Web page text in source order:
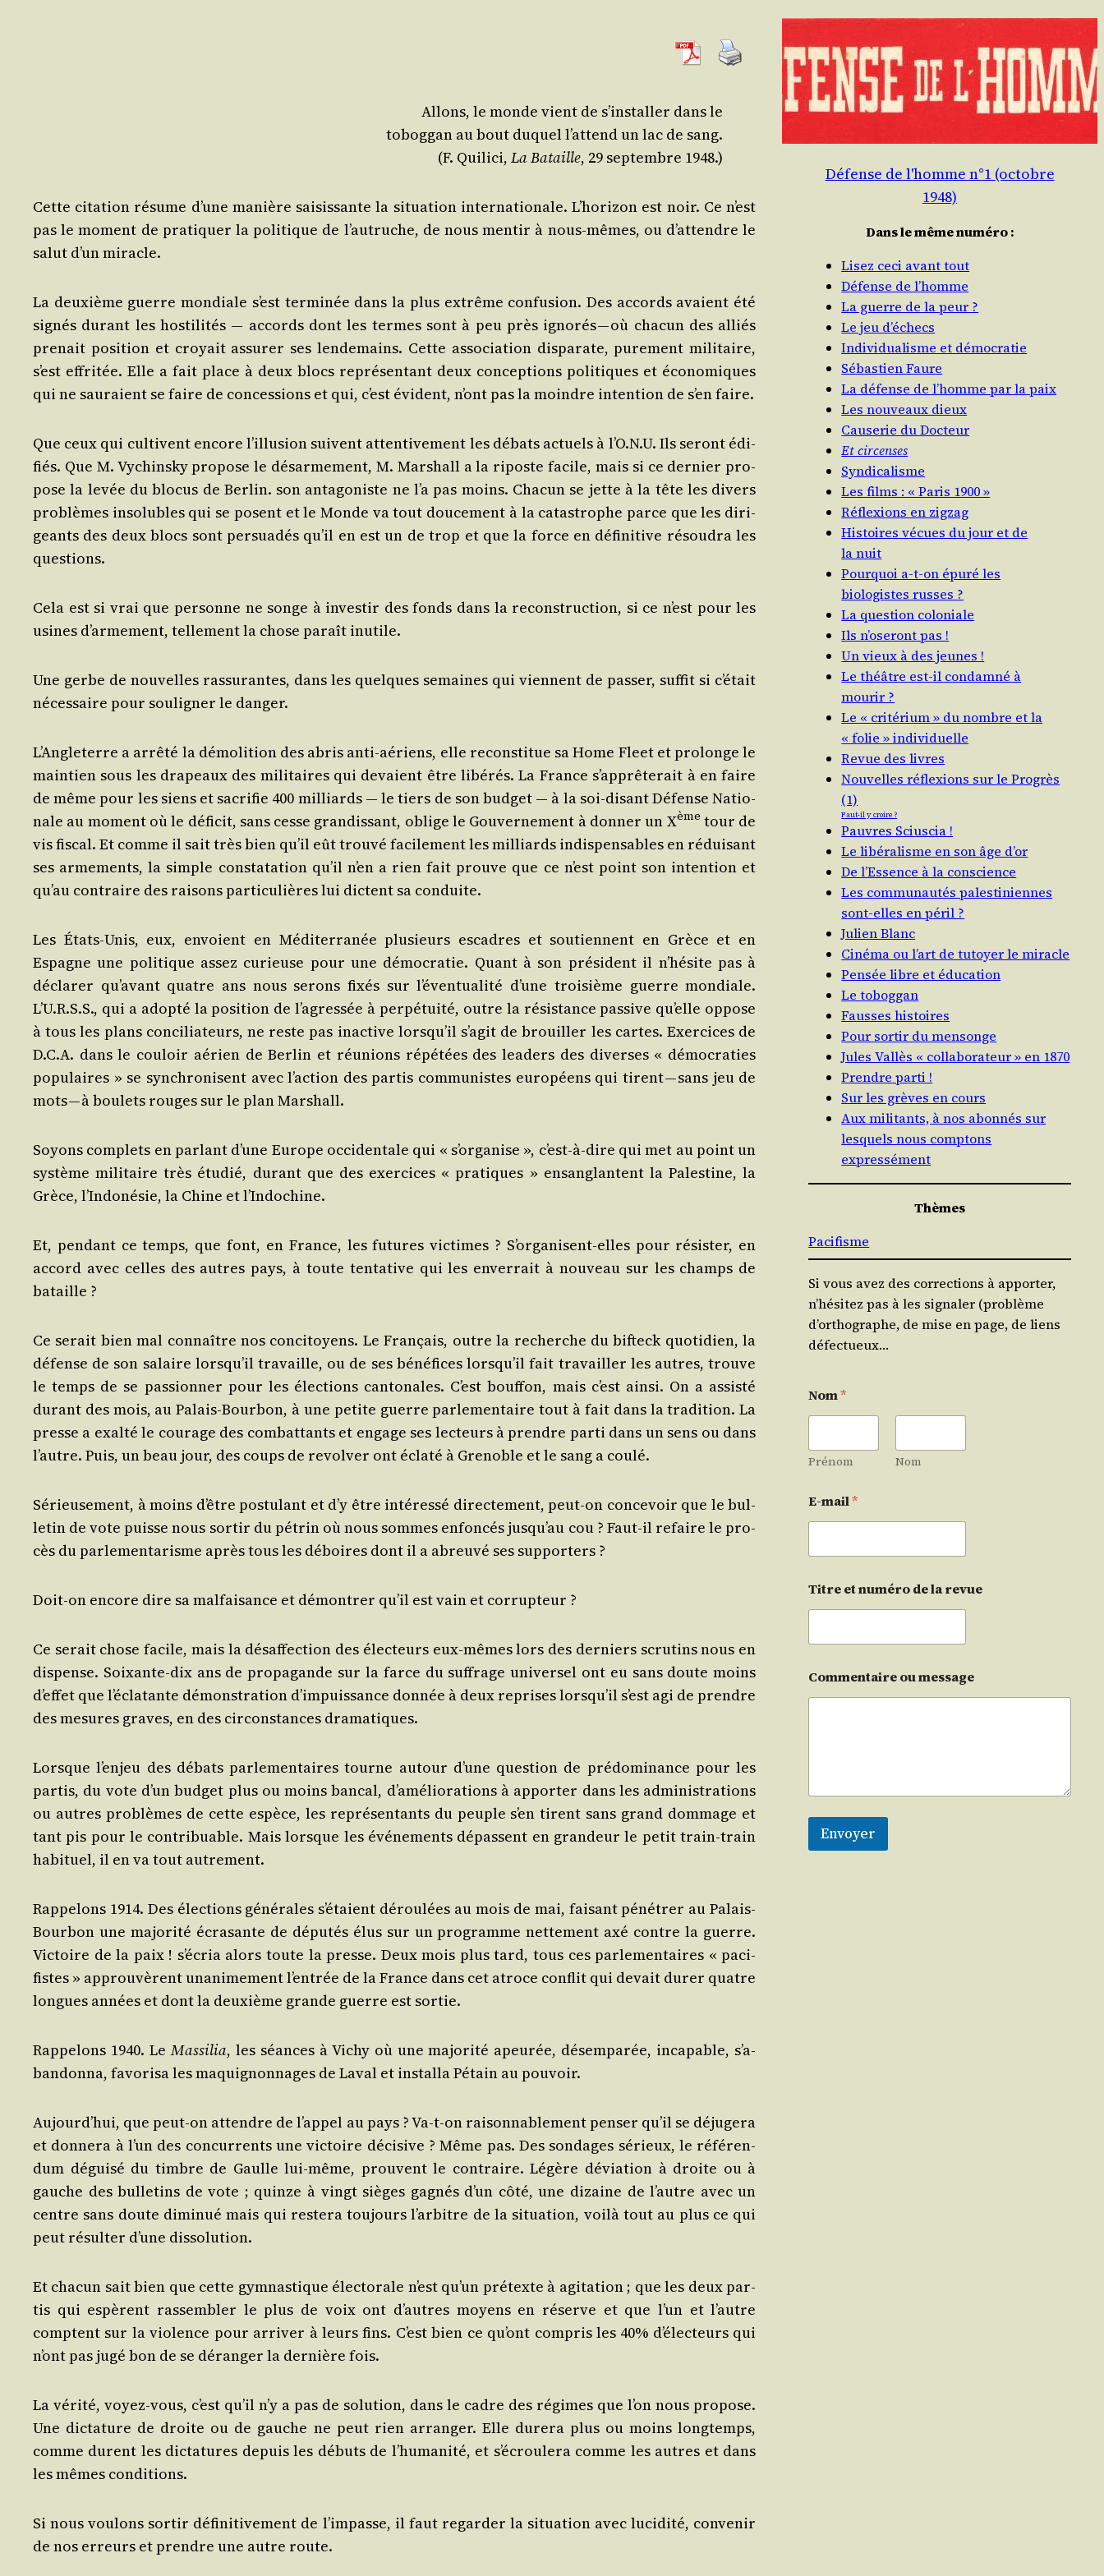
Allons, le monde vient de s’ins­tal­ler dans le
tobog­gan au bout duquel l’at­tend un lac de sang.
(F. Qui­li­ci,La Bataille, 29 sep­tembre 1948.)
Cette cita­tion résume d’une manière sai­sis­sante la situa­tion inter­na­tio­nale. L’ho­ri­zon est noir. Ce n’est
pas le moment de pra­ti­quer la poli­tique de l’au­truche, de nous men­tir à nous-mêmes, ou d’at­tendre le
salut d’un miracle.
La deuxième guerre mon­diale s’est ter­mi­née dans la plus extrême confu­sion. Des accords avaient été
signés durant les hos­ti­li­tés ― accords dont les termes sont à peu près igno­rés — où cha­cun des alliés
pre­nait posi­tion et croyait assu­rer ses len­de­mains. Cette asso­cia­tion dis­pa­rate, pure­ment mili­taire,
s’est effri­tée. Elle a fait place à deux blocs repré­sen­tant deux concep­tions poli­tiques et éco­no­miques
qui ne sau­raient se faire de conces­sions et qui, c’est évident, n’ont pas la moindre inten­tion de s’en faire.
Que ceux qui cultivent encore l’illu­sion suivent atten­ti­ve­ment les débats actuels à l’O.N.U. Ils seront édi­
fiés. Que M. Vychins­ky pro­pose le désar­me­ment, M. Mar­shall a la riposte facile, mais si ce der­nier pro­
pose la levée du blo­cus de Ber­lin. son anta­go­niste ne l’a pas moins. Cha­cun se jette à la tête les divers
pro­blèmes inso­lubles qui se posent et le Monde va tout dou­ce­ment à la catas­trophe parce que les diri­
geants des deux blocs sont per­sua­dés qu’il en est un de trop et que la force en défi­ni­tive résou­dra les
questions.
Cela est si vrai que per­sonne ne songe à inves­tir des fonds dans la recons­truc­tion, si ce n’est pour les
usines d’ar­me­ment, tel­le­ment la chose paraît inutile.
Une gerbe de nou­velles ras­su­rantes, dans les quelques semaines qui viennent de pas­ser, suf­fit si c’é­tait
néces­saire pour sou­li­gner le danger.
L’An­gle­terre a arrê­té la démo­li­tion des abris anti-aériens, elle recons­ti­tue sa Home Fleet et pro­longe le
main­tien sous les dra­peaux des mili­taires qui devaient être libé­rés. La France s’ap­prê­te­rait à en faire
de même pour les siens et sacri­fie 400 mil­liards ― le tiers de son bud­get ― à la soi-disant Défense Natio­
nale au moment où le défi­cit, sans cesse gran­dis­sant, oblige le Gou­ver­ne­ment à don­ner un Xème tour de
vis fis­cal. Et comme il sait très bien qu’il eût trou­vé faci­le­ment les mil­liards indis­pen­sables en rédui­sant
ses arme­ments, la simple consta­ta­tion qu’il n’en a rien fait prouve que ce n’est point son inten­tion et
qu’au contraire des rai­sons par­ti­cu­lières lui dictent sa conduite.
Les États-Unis, eux, envoient en Médi­ter­ra­née plu­sieurs escadres et sou­tiennent en Grèce et en
Espagne une poli­tique assez curieuse pour une démo­cra­tie. Quant à son pré­sident il n’hé­site pas à
décla­rer qu’a­vant quatre ans nous serons fixés sur l’é­ven­tua­li­té d’une troi­sième guerre mon­diale.
L’U.R.S.S., qui a adop­té la posi­tion de l’a­gres­sée à per­pé­tui­té, outre la résis­tance pas­sive qu’elle oppose
à tous les plans conci­lia­teurs, ne reste pas inac­tive lors­qu’il s’a­git de brouiller les cartes. Exer­cices de
D.C.A. dans le cou­loir aérien de Ber­lin et réunions répé­tées des lea­ders des diverses « démo­cra­ties
popu­laires » se syn­chro­nisent avec l’ac­tion des par­tis com­mu­nistes euro­péens qui tirent — sans jeu de
mots — à bou­lets rouges sur le plan Marshall.
Soyons com­plets en par­lant d’une Europe occi­den­tale qui « s’or­ga­nise », c’est-à-dire qui met au point un
sys­tème mili­taire très étu­dié, durant que des exer­cices « pra­tiques » ensan­glantent la Pales­tine, la
Grèce, l’In­do­né­sie, la Chine et l’Indochine.
Et, pen­dant ce temps, que font, en France, les futures vic­times ? S’or­ga­nisent-elles pour résis­ter, en
accord avec celles des autres pays, à toute ten­ta­tive qui les enver­rait à nou­veau sur les champs de
bataille ?
Ce serait bien mal connaître nos conci­toyens. Le Fran­çais, outre la recherche du bif­teck quo­ti­dien, la
défense de son salaire lors­qu’il tra­vaille, ou de ses béné­fices lors­qu’il fait tra­vailler les autres, trouve
le temps de se pas­sion­ner pour les élec­tions can­to­nales. C’est bouf­fon, mais c’est ain­si. On a assis­té
durant des mois, au Palais-Bour­bon, à une petite guerre par­le­men­taire tout à fait dans la tra­di­tion. La
presse a exal­té le cou­rage des com­bat­tants et engage ses lec­teurs à prendre par­ti dans un sens ou dans
l’autre. Puis, un beau jour, des coups de revol­ver ont écla­té à Gre­noble et le sang a coulé.
Sérieu­se­ment, à moins d’être pos­tu­lant et d’y être inté­res­sé direc­te­ment, peut-on conce­voir que le bul­
le­tin de vote puisse nous sor­tir du pétrin où nous sommes enfon­cés jus­qu’au cou ? Faut-il refaire le pro­
cès du par­le­men­ta­risme après tous les déboires dont il a abreu­vé ses supporters ?
Doit-on encore dire sa mal­fai­sance et démon­trer qu’il est vain et corrupteur ?
Ce serait chose facile, mais la désaf­fec­tion des élec­teurs eux-mêmes lors des der­niers scru­tins nous en
dis­pense. Soixante-dix ans de pro­pa­gande sur la farce du suf­frage uni­ver­sel ont eu sans doute moins
d’ef­fet que l’é­cla­tante démons­tra­tion d’im­puis­sance don­née à deux reprises lors­qu’il s’est agi de prendre
des mesures graves, en des cir­cons­tances dramatiques.
Lorsque l’en­jeu des débats par­le­men­taires tourne autour d’une ques­tion de pré­do­mi­nance pour les
par­tis, du vote d’un bud­get plus ou moins ban­cal, d’a­mé­lio­ra­tions à appor­ter dans les admi­nis­tra­tions
ou autres pro­blèmes de cette espèce, les repré­sen­tants du peuple s’en tirent sans grand dom­mage et
tant pis pour le contri­buable. Mais lorsque les évé­ne­ments dépassent en gran­deur le petit train-train
habi­tuel, il en va tout autrement.
Rap­pe­lons 1914. Des élec­tions géné­rales s’é­taient dérou­lées au mois de mai, fai­sant péné­trer au Palais-
Bour­bon une majo­ri­té écra­sante de dépu­tés élus sur un pro­gramme net­te­ment axé contre la guerre.
Vic­toire de la paix ! s’é­cria alors toute la presse. Deux mois plus tard, tous ces par­le­men­taires « paci­
fistes » approu­vèrent una­ni­me­ment l’en­trée de la France dans cet atroce conflit qui devait durer quatre
longues années et dont la deuxième grande guerre est sortie.
Rap­pe­lons 1940. LeMas­si­lia, les séances à Vichy où une majo­ri­té apeu­rée, désem­pa­rée, inca­pable, s’a­
ban­don­na, favo­ri­sa les maqui­gnon­nages de Laval et ins­tal­la Pétain au pouvoir.
Aujourd’­hui, que peut-on attendre de l’ap­pel au pays ? Va-t-on rai­son­na­ble­ment pen­ser qu’il se déju­ge­ra
et don­ne­ra à l’un des concur­rents une vic­toire déci­sive ? Même pas. Des son­dages sérieux, le réfé­ren­
dum dégui­sé du timbre de Gaulle lui-même, prouvent le contraire. Légère dévia­tion à droite ou à
gauche des bul­le­tins de vote ; quinze à vingt sièges gagnés d’un côté, une dizaine de l’autre avec un
centre sans doute dimi­nué mais qui res­te­ra tou­jours l’ar­bitre de la situa­tion, voi­là tout au plus ce qui
peut résul­ter d’une dissolution.
Et cha­cun sait bien que cette gym­nas­tique élec­to­rale n’est qu’un pré­texte à agi­ta­tion ; que les deux par­
tis qui espèrent ras­sem­bler le plus de voix ont d’autres moyens en réserve et que l’un et l’autre
comptent sur la vio­lence pour arri­ver à leurs fins. C’est bien ce qu’ont com­pris les 40% d’é­lec­teurs qui
n’ont pas jugé bon de se déran­ger la der­nière fois.
La véri­té, voyez-vous, c’est qu’il n’y a pas de solu­tion, dans le cadre des régimes que l’on nous pro­pose.
Une dic­ta­ture de droite ou de gauche ne peut rien arran­ger. Elle dure­ra plus ou moins long­temps,
comme durent les dic­ta­tures depuis les débuts de l’hu­ma­ni­té, et s’é­crou­le­ra comme les autres et dans
les mêmes conditions.
Si nous vou­lons sor­tir défi­ni­ti­ve­ment de l’im­passe, il faut regar­der la situa­tion avec luci­di­té, conve­nir
de nos erreurs et prendre une autre route.
Défense de l'homme n°1 (octobre
1948)
Dans le même numéro :
Lisez ceci avant tout
Défense de l’homme
La guerre de la peur ?
Le jeu d’échecs
Individualisme et démocratie
Sébastien Faure
La défense de l’homme par la paix
Les nouveaux dieux
Causerie du Docteur
Et circenses
Syndicalisme
Les films : « Paris 1900 »
Réflexions en zigzag
Histoires vécues du jour et de
la nuit
Pourquoi a‑t-on épuré les
biologistes russes ?
La question coloniale
Ils n’oseront pas !
Un vieux à des jeunes !
Le théâtre est-il condamné à
mourir ?
Le « critérium » du nombre et la
« folie » individuelle
Revue des livres
Nouvelles réflexions sur le Progrès
(1)
Faut-il y croire ?
Pauvres Sciuscia !
Le libéralisme en son âge d’or
De l’Essence à la conscience
Les communautés palestiniennes
sont-elles en péril ?
Julien Blanc
Cinéma ou l’art de tutoyer le miracle
Pensée libre et éducation
Le toboggan
Fausses histoires
Pour sortir du mensonge
Jules Vallès « collaborateur » en 1870
Prendre parti !
Sur les grèves en cours
Aux militants, à nos abonnés sur
lesquels nous comptons
expressément
Thèmes
Pacifisme
Si vous avez des corrections à apporter,
n’hésitez pas à les signaler (problème
d’orthographe, de mise en page, de liens
défectueux…
Nom*
Prénom Nom
E-mail*
Titre et numéro de la revue
Commentaire ou message
Envoyer